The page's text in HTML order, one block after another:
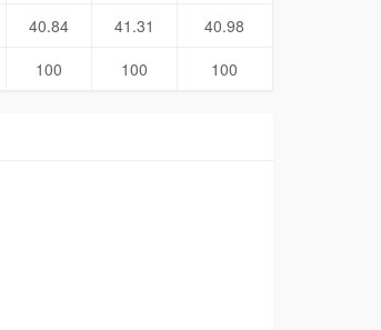
40.84 41.31
40.98
100 100 100